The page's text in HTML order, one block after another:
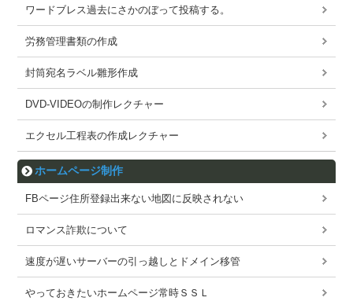
ワードブレス過去にさかのぼって投稿する。
労務管理書類の作成
封筒宛名ラベル雛形作成
DVD-VIDEOの制作レクチャー
エクセル工程表の作成レクチャー
ホームページ制作
FBページ住所登録出来ない地図に反映されない
ロマンス詐欺について
速度が遅いサーバーの引っ越しとドメイン移管
やっておきたいホームページ常時ＳＳＬ